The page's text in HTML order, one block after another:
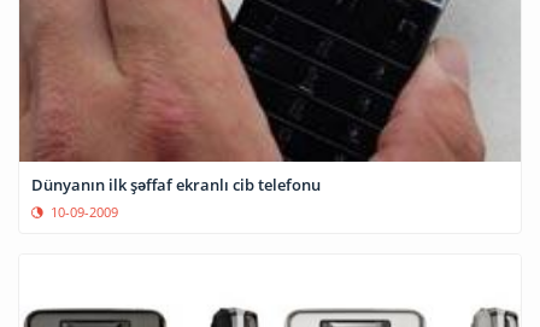
Dünyanın ilk şəffaf ekranlı cib telefonu
10-09-2009